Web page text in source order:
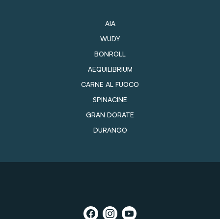
AIA
WUDY
BONROLL
AEQUILIBRIUM
CARNE AL FUOCO
SPINACINE
GRAN DORATE
DURANGO